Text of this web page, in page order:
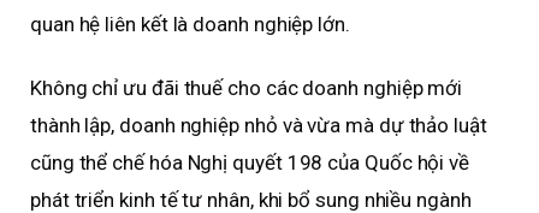
quan hệ liên kết là doanh nghiệp lớn.
Không chỉ ưu đãi thuế cho các doanh nghiệp mới
thành lập, doanh nghiệp nhỏ và vừa mà dự thảo luật
cũng thể chế hóa Nghị quyết 198 của Quốc hội về
phát triển kinh tế tư nhân, khi bổ sung nhiều ngành